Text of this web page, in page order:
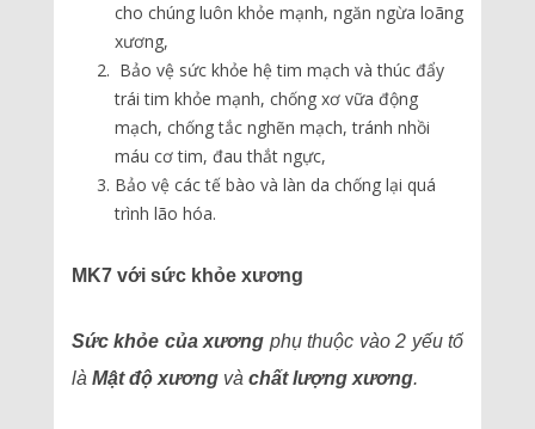
cho chúng luôn khỏe mạnh, ngăn ngừa loãng
xương,
Bảo vệ sức khỏe hệ tim mạch và thúc đẩy
trái tim khỏe mạnh, chống xơ vữa động
mạch, chống tắc nghẽn mạch, tránh nhồi
máu cơ tim, đau thắt ngực,
Bảo vệ các tế bào và làn da chống lại quá
trình lão hóa.
MK7 với sức khỏe xương
Sức khỏe của xương phụ thuộc vào 2 yếu tố
là Mật độ xươngvà chất lượng xương.